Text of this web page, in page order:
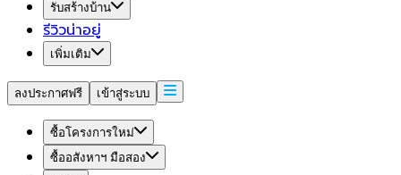
รับสร้างบ้าน
รีวิวน่าอยู่
เพิ่มเติม
ลงประกาศฟรี เข้าสู่ระบบ
ซื้อโครงการใหม่
ซื้ออสังหาฯ มือสอง